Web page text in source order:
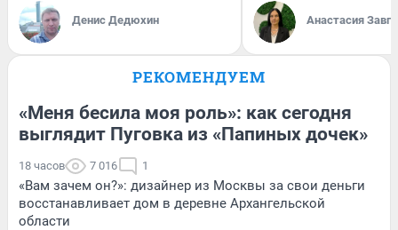
Денис Дедюхин Анастасия
РЕКОМЕНДУЕМ
«Меня бесила моя роль»: как сегодня
выглядит Пуговка из «Папиных дочек»
18 часов 7 016 1
«Вам зачем он?»: дизайнер из Москвы за свои деньги
восстанавливает дом в деревне Архангельской
области